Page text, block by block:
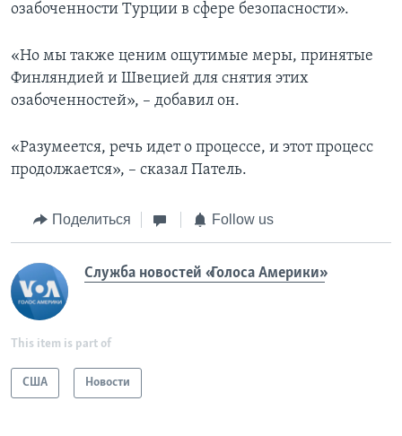
озабоченности Турции в сфере безопасности».
«Но мы также ценим ощутимые меры, принятые
Финляндией и Швецией для снятия этих
озабоченностей», – добавил он.
«Разумеется, речь идет о процессе, и этот процесс
продолжается», – сказал Патель.
Поделиться Follow us
Служба новостей «Голоса Америки»
This item is part of
США Новости